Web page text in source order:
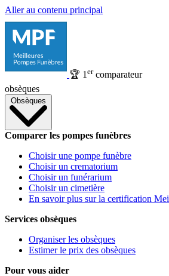
Aller au contenu principal
🏆 1 ercomparateur
obsèques
Obsèques
Comparer les pompes funèbres
Choisir une pompe funèbre
Choisir un crematorium
Choisir un funérarium
Choisir un cimetière
En savoir plus sur la certification
Services obsèques
Organiser les obsèques
Estimer le prix des obsèques
Pour vous aider